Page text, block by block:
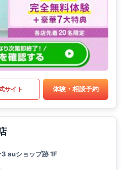
サイト 体験・相談予約
auショップ跡 1F